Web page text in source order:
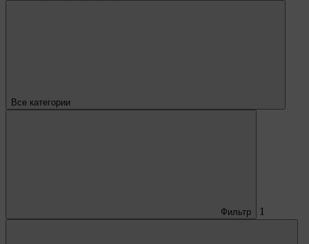
Все категории
Фильтр 1